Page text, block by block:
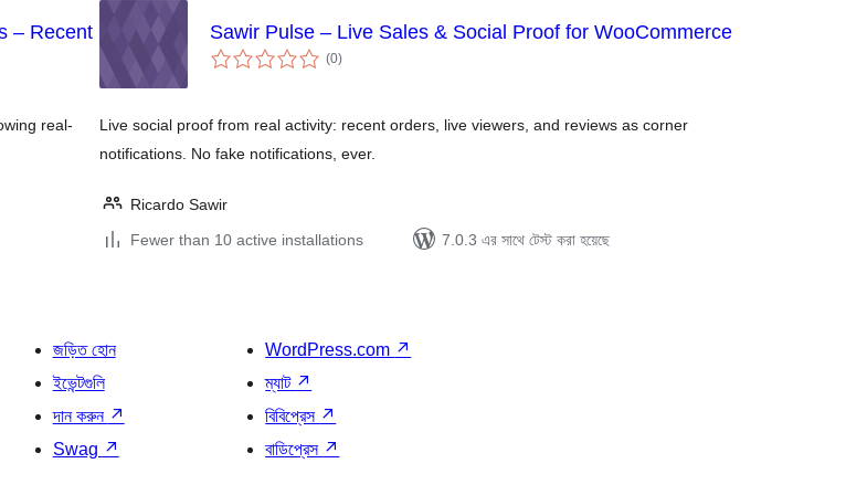
– Recent
real-
Sawir Pulse – Live Sales & Social Proof for WooCommerce
(0total
ratings
)
Live social proof from real activity: recent orders, live viewers, and reviews as corner
notifications. No fake notifications, ever.
Ricardo Sawir
Fewer than 10 active installations
7.0.3 এর সাথে টেস্ট করা হয়েছে
জড়িত হোন
ইভেন্টগুলি
দান করুন ↗
Swag ↗
WordPress.com ↗
ম্যাট ↗
বিবিপ্রেস ↗
বাডিপ্রেস ↗